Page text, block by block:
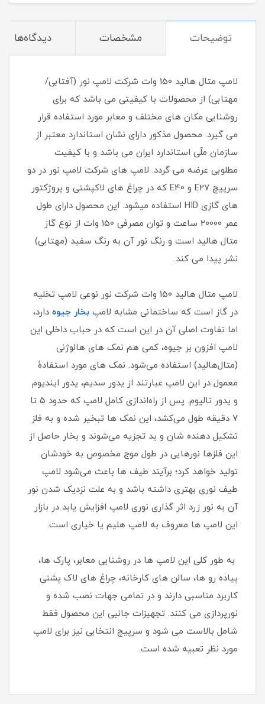
توضیحات مشخصات دیدگاه‌ها
لامپ متال هالید 150 وات شرکت لامپ نور (آفتابی/
مهتابی) از محصولات با کیفیتی می باشد که برای
روشنایی مکان های مختلف و معابر مورد استفاده قرار
می گیرد. محصول مذکور دارای نشان استاندارد معتبر از
سازمان ملّی استاندارد ایران می باشد و با کیفیت
مطلوبی عرضه می گردد. لامپ های شرکت لامپ نور در دو
سرپیچ E27 و E40 که در چراغ های لاکپشتی و پروژکتور
های گازی HID استفاده میشود. این محصول دارای طول
عمر 20000 ساعت و توان مصرفی 150 وات از نوع گاز
متال هالید است و رنگ نور آن به رنگ سفید (مهتابی)
نشر پیدا می کند.
لامپ متال‌ هالید 150 وات شرکت نور نوعی لامپ تخلیه
در گاز است که ساختمانی مشابه لامپ بخار جیوه دارد،
اما تفاوت اصلی آن در این است که در حباب داخلی این
لامپ افزون بر جیوه، کمی هم نمک‌ های هالوژنی
(متال‌هالید) استفاده می‌شود. نمک‌ های مورد استفادهٔ
معمول در این لامپ عبارتند از یدور سدیم، یدور ایندیوم
و یدور تالیوم. پس از راه‌اندازی کامل لامپ که حدود ۵ تا
۷ دقیقه طول می‌کشد، این نمک‌ ها تبخیر شده و به فلز
تشکیل‌ دهنده‌ شان و ید تجزیه می‌شوند و بخار حاصل از
این فلزها نورهایی در طول موج مخصوص به خودشان
تولید خواهد کرد؛ برآیند طیف‌ ها باعث می‌شود لامپ
طیف نوری بهتری داشته باشد و به علت نزدیک‌ شدن نور
آن به نور زرد اثر گذاری نوری لامپ افزایش یابد در بازار
این لامپ ها معروف به لامپ هلیم یا خیاری است.
به طور کلی این لامپ ها در روشنایی معابر، پارک ها،
پیاده رو ها، سالن های کارخانه، چراغ های لاک پشتی
کاربرد مناسبی دارند و در تمامی جهات نصب شده و
نورپردازی می کنند. تجهیزات جانبی این محصول فقط
شامل بالاست می شود و سرپیچ انتخابی نیز برای لامپ
مورد نظر تعبیه شده است.